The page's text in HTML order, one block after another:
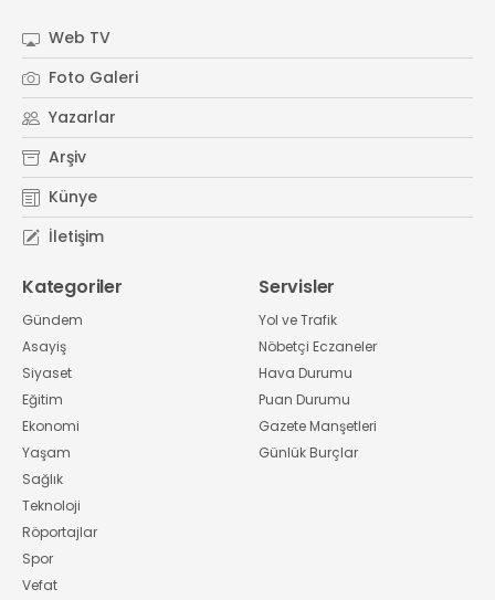
Web TV
Foto Galeri
Yazarlar
Arşiv
Künye
İletişim
Kategoriler
Gündem
Asayiş
Siyaset
Eğitim
Ekonomi
Yaşam
Sağlık
Teknoloji
Röportajlar
Spor
Vefat
Servisler
Yol ve Trafik
Nöbetçi Eczaneler
Hava Durumu
Puan Durumu
Gazete Manşetleri
Günlük Burçlar